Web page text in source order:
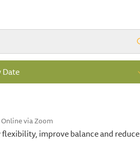
Date
via Zoom
improve balance and reduce